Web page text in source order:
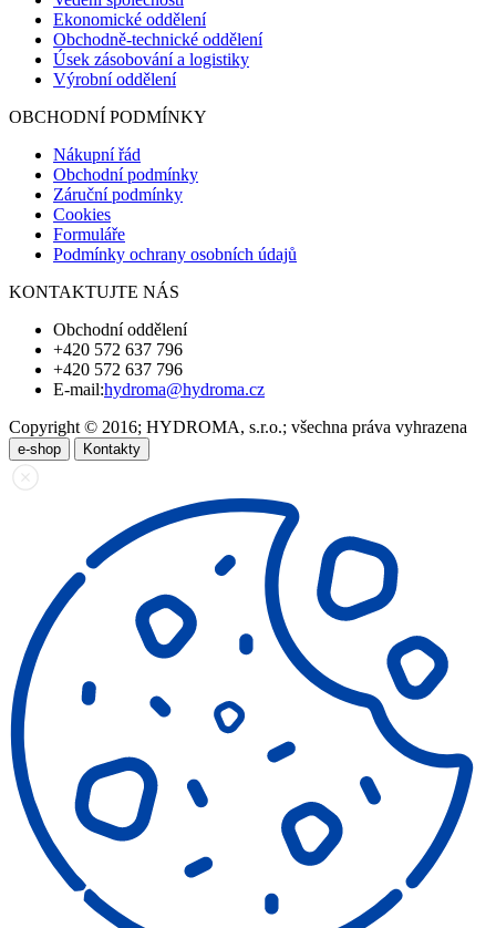
Ekonomické oddělení
Obchodně-technické oddělení
Úsek zásobování a logistiky
Výrobní oddělení
OBCHODNÍ PODMÍNKY
Nákupní řád
Obchodní podmínky
Záruční podmínky
Cookies
Formuláře
Podmínky ochrany osobních údajů
KONTAKTUJTE NÁS
Obchodní oddělení
+420 572 637 796
+420 572 637 796
E-mail:hydroma@hydroma.cz
Copyright © 2016; HYDROMA, s.r.o.; všechna práva vyhrazena
e-shop Kontakty